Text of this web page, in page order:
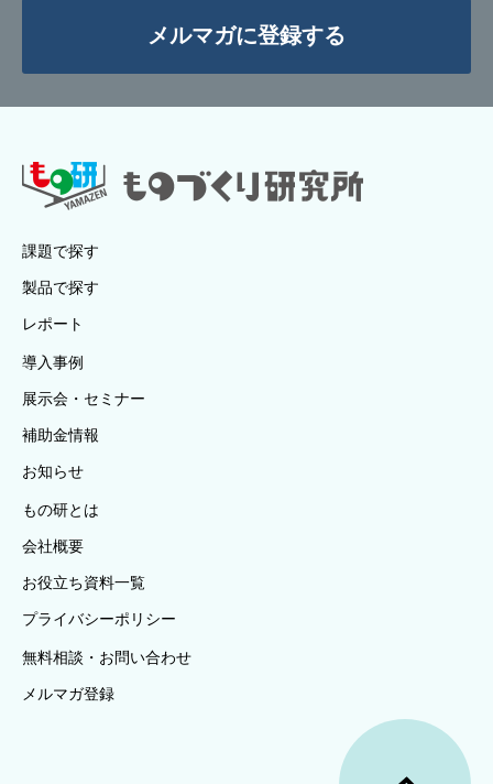
メルマガに登録する
課題で探す
製品で探す
レポート
導入事例
展示会・セミナー
補助金情報
お知らせ
もの研とは
会社概要
お役立ち資料一覧
プライバシーポリシー
無料相談・お問い合わせ
メルマガ登録